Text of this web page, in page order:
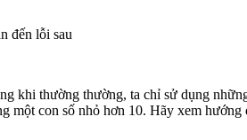
đến lỗi sau
khi thường thường, ta chỉ sử dụng
một con số nhỏ hơn 10. Hãy xem